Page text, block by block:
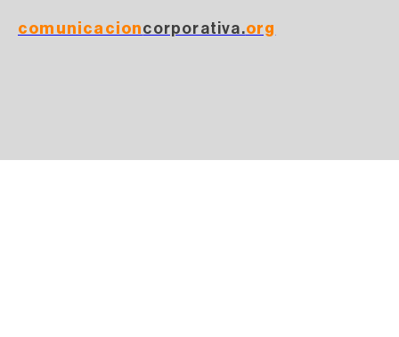
comunicacioncorporativa.org